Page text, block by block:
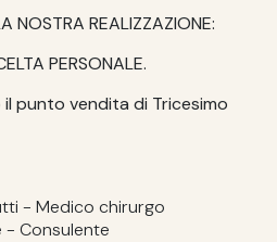
NOSTRA REALIZZAZIONE:
PERSONALE.
punto vendita di Tricesimo
- Medico chirurgo
- Consulente